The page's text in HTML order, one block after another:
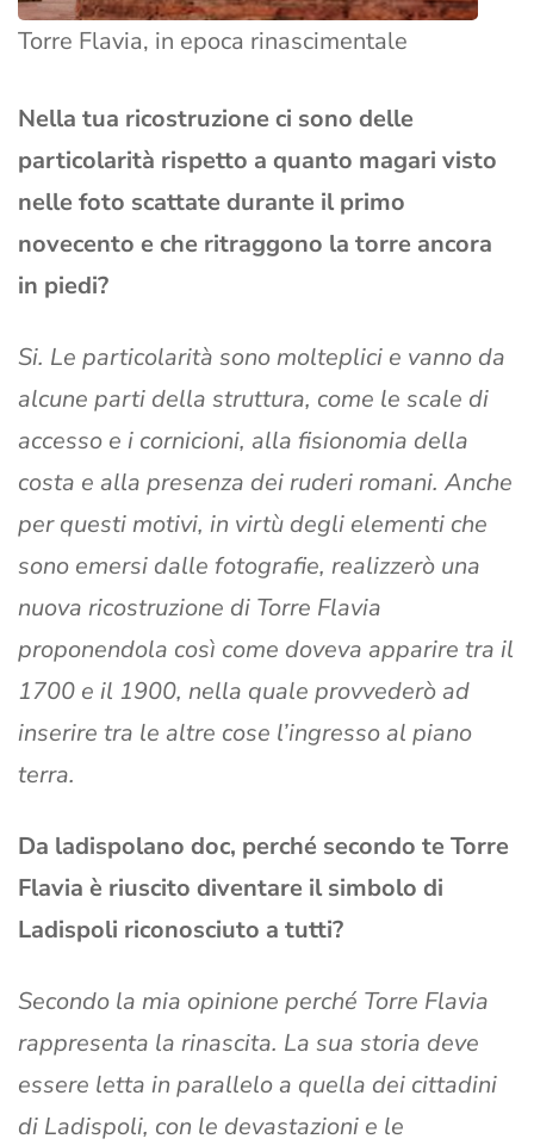
Torre Flavia, in epoca rinascimentale
Nella tua ricostruzione ci sono delle
particolarità rispetto a quanto magari visto
nelle foto scattate durante il primo
novecento e che ritraggono la torre ancora
in piedi?
Si. Le particolarità sono molteplici e vanno da
alcune parti della struttura, come le scale di
accesso e i cornicioni, alla fisionomia della
costa e alla presenza dei ruderi romani. Anche
per questi motivi, in virtù degli elementi che
sono emersi dalle fotografie, realizzerò una
nuova ricostruzione di Torre Flavia
proponendola così come doveva apparire tra il
1700 e il 1900, nella quale provvederò ad
inserire tra le altre cose l’ingresso al piano
terra.
Da ladispolano doc, perché secondo te Torre
Flavia è riuscito diventare il simbolo di
Ladispoli riconosciuto a tutti?
Secondo la mia opinione perché Torre Flavia
rappresenta la rinascita. La sua storia deve
essere letta in parallelo a quella dei cittadini
di Ladispoli, con le devastazioni e le